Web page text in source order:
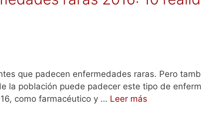
que padecen enfermedades raras. Pero
la población puede padecer este tipo de
como farmacéutico y … Leer más